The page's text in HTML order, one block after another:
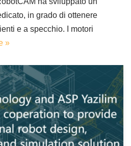
in grado di ottenere
e a specchio. I motori
»